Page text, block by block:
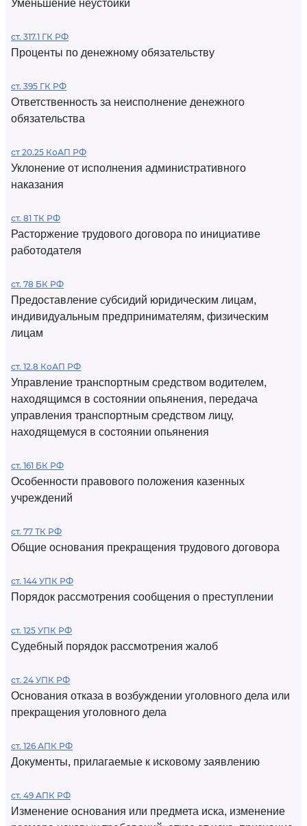
Уменьшение неустойки
ст. 317.1 ГК РФ
Проценты по денежному обязательству
ст. 395 ГК РФ
Ответственность за неисполнение денежного
обязательства
ст 20.25 КоАП РФ
Уклонение от исполнения административного
наказания
ст. 81 ТК РФ
Расторжение трудового договора по инициативе
работодателя
ст. 78 БК РФ
Предоставление субсидий юридическим лицам,
индивидуальным предпринимателям, физическим
лицам
ст. 12.8 КоАП РФ
Управление транспортным средством водителем,
находящимся в состоянии опьянения, передача
управления транспортным средством лицу,
находящемуся в состоянии опьянения
ст. 161 БК РФ
Особенности правового положения казенных
учреждений
ст. 77 ТК РФ
Общие основания прекращения трудового договора
ст. 144 УПК РФ
Порядок рассмотрения сообщения о преступлении
ст. 125 УПК РФ
Судебный порядок рассмотрения жалоб
ст. 24 УПК РФ
Основания отказа в возбуждении уголовного дела или
прекращения уголовного дела
ст. 126 АПК РФ
Документы, прилагаемые к исковому заявлению
ст. 49 АПК РФ
Изменение основания или предмета иска, изменение